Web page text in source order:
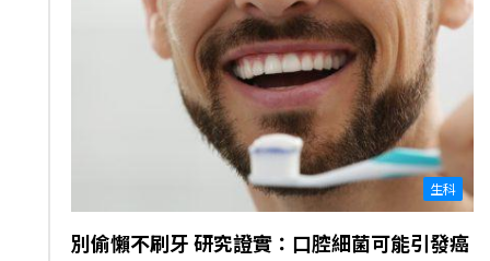
生科
別偷懶不刷牙 研究證實：口腔細菌可能引發癌